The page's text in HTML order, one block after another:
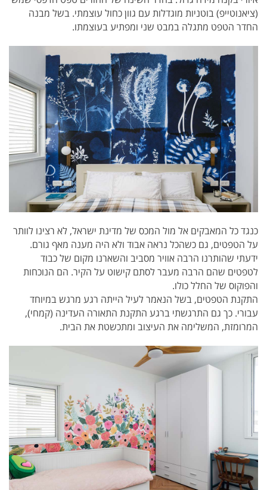
(ציאנוטייפ) בוטניות מוגדלות עם גוון כחול עוצמתי. בשל מבנה
החדר הטפט מתגלה במבט שני ומפתיע בעוצמתו.
כנגד כל המאבקים אל מול המכס של מדינת ישראל, לא רצינו לוותר
על הטפטים, גם כשהכל נראה אבוד ולא היה מענה מאף גורם.
ידעתי שהותרנו הרבה אוויר מסביב והשארנו מקום של כבוד
לטפטים שהם הרבה מעבר לסתם קישוט על הקיר. הם הנוכחות
והפוקוס של החלל כולו.
התקנת הטפטים, בשל הנאמר לעיל הייתה רגע מרגש במיוחד
עבורי. כך גם התרגשתי ברגע התקנת התאורה העדינה (קמחי),
המרומזת, המשלימה את העיצוב ומתכשטת את הבית.